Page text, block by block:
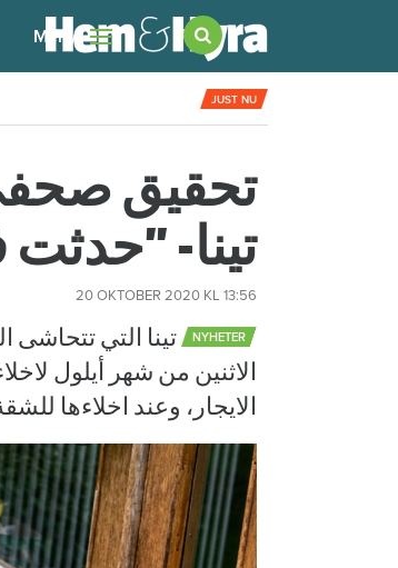
Meny
JUST NU
تحقيق
تينا- ”حدثت
20 OKTOBER 2020 KL 13:56
NYHETER
تينا التي تتحاشى
الاثنين من شهر أيلول
الايجار، وعند اخلاءها